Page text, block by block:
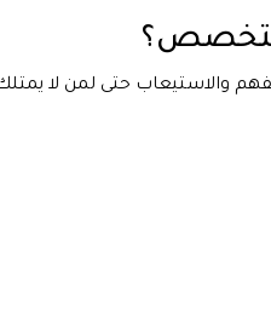
والاستيعاب حتى لمن لا